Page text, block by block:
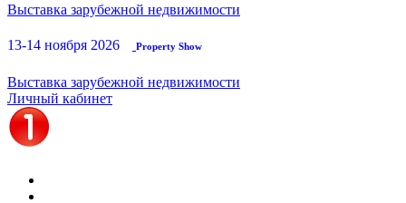
Выставка зарубежной недвижимости
13-14 ноября 2026 Property Show
Выставка зарубежной недвижимости
Личный кабинет